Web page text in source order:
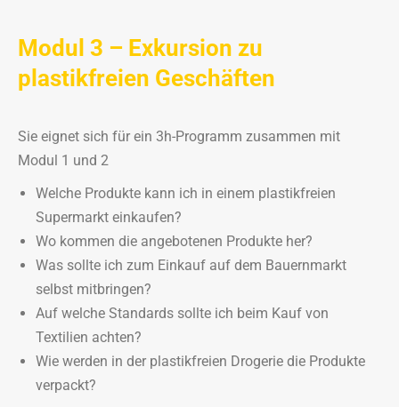
Modul 3 – Exkursion zu
plastikfreien Geschäften
Sie eignet sich für ein 3h-Programm zusammen mit
Modul 1 und 2
Welche Produkte kann ich in einem plastikfreien
Supermarkt einkaufen?
Wo kommen die angebotenen Produkte her?
Was sollte ich zum Einkauf auf dem Bauernmarkt
selbst mitbringen?
Auf welche Standards sollte ich beim Kauf von
Textilien achten?
Wie werden in der plastikfreien Drogerie die Produkte
verpackt?